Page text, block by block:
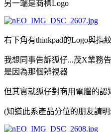
另一端是商標Logo
右下角有thinkpad的Logo與指
我想同事告訴狐仔...茂X業務
是因為那個辨視器
但其實就狐仔對商用電腦的認
(知道此系產品分位的朋友請